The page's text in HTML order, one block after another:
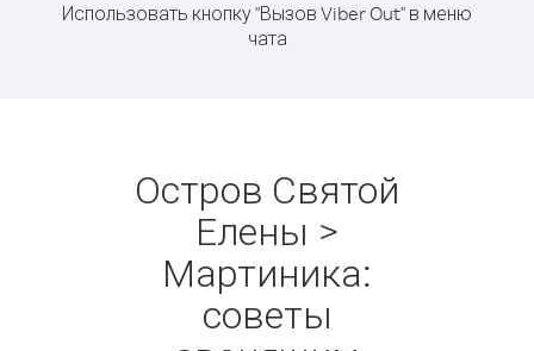
Использовать кнопку "Вызов Viber Out" в меню
чата
Остров Святой
Елены >
Мартиника:
советы